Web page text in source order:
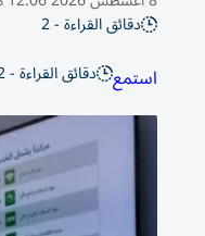
دقائق القراءة - 2
استمع دقائق القراءة - 2